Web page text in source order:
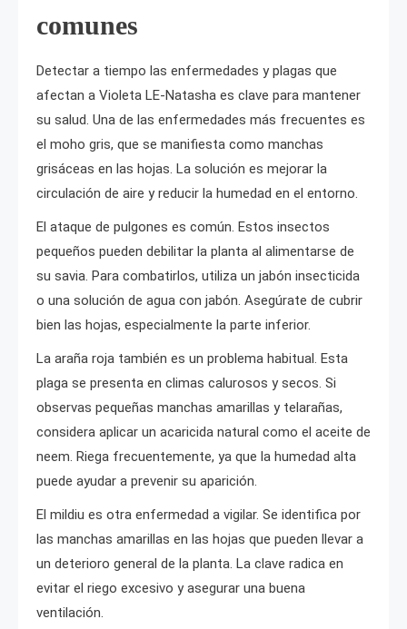
comunes
Detectar a tiempo las enfermedades y plagas que
afectan a Violeta LE-Natasha es clave para mantener
su salud. Una de las enfermedades más frecuentes es
el moho gris, que se manifiesta como manchas
grisáceas en las hojas. La solución es mejorar la
circulación de aire y reducir la humedad en el entorno.
El ataque de pulgones es común. Estos insectos
pequeños pueden debilitar la planta al alimentarse de
su savia. Para combatirlos, utiliza un jabón insecticida
o una solución de agua con jabón. Asegúrate de cubrir
bien las hojas, especialmente la parte inferior.
La araña roja también es un problema habitual. Esta
plaga se presenta en climas calurosos y secos. Si
observas pequeñas manchas amarillas y telarañas,
considera aplicar un acaricida natural como el aceite de
neem. Riega frecuentemente, ya que la humedad alta
puede ayudar a prevenir su aparición.
El mildiu es otra enfermedad a vigilar. Se identifica por
las manchas amarillas en las hojas que pueden llevar a
un deterioro general de la planta. La clave radica en
evitar el riego excesivo y asegurar una buena
ventilación.